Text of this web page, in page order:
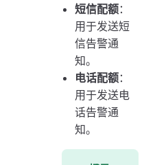
短信配额：
用于发送短
信告警通
知。
电话配额：
用于发送电
话告警通
知。